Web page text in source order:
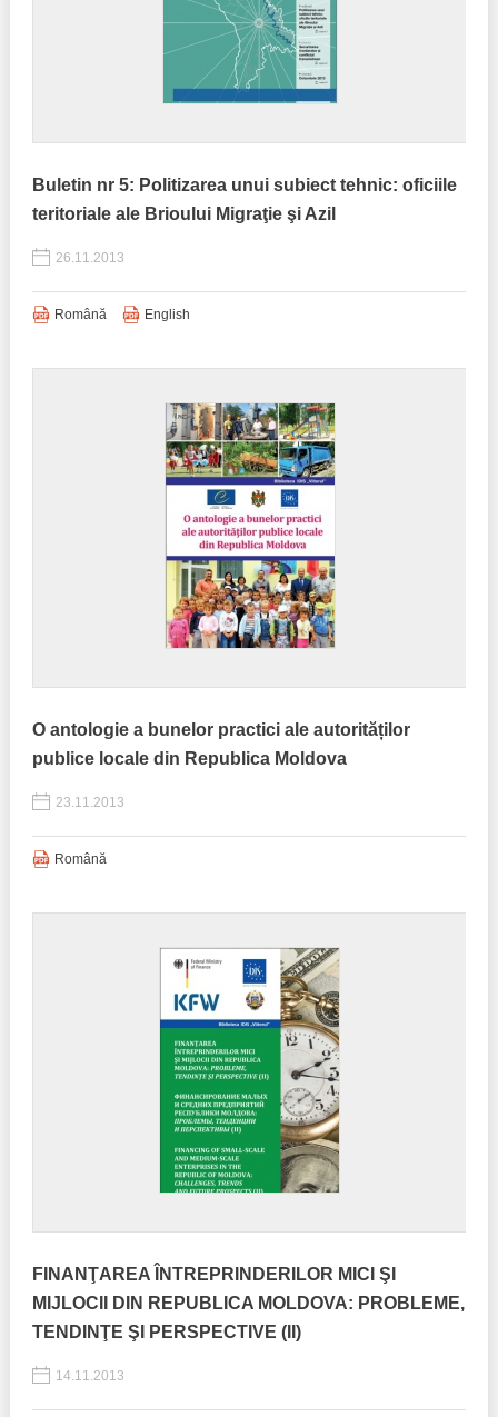
Buletin nr 5: Politizarea unui subiect tehnic: oficiile
teritoriale ale Brioului Migraţie şi Azil
26.11.2013
Română English
O antologie a bunelor practici ale autorităților
publice locale din Republica Moldova
23.11.2013
Română
FINANŢAREA ÎNTREPRINDERILOR MICI ŞI
MIJLOCII DIN REPUBLICA MOLDOVA: PROBLEME,
TENDINŢE ŞI PERSPECTIVE (II)
14.11.2013